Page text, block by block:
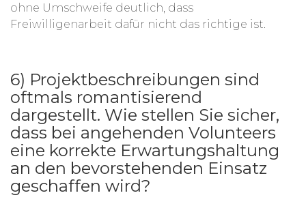
ohne Umschweife deutlich, dass
Freiwilligenarbeit dafür nicht das richtige ist.
6) Projektbeschreibungen sind
oftmals romantisierend
dargestellt. Wie stellen Sie sicher,
dass bei angehenden Volunteers
eine korrekte Erwartungshaltung
an den bevorstehenden Einsatz
geschaffen wird?